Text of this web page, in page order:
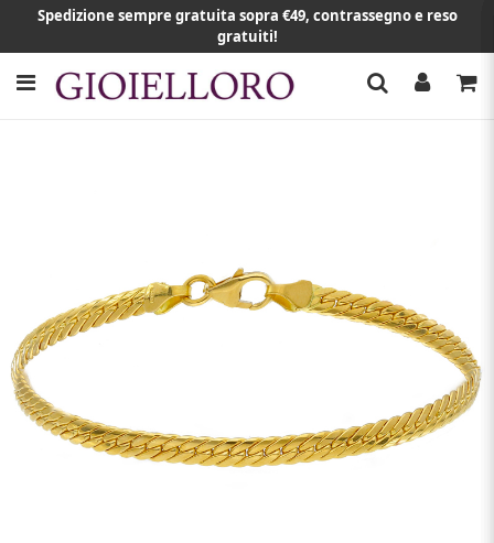
Spedizione sempre gratuita sopra €49, contrassegno e reso
gratuiti!